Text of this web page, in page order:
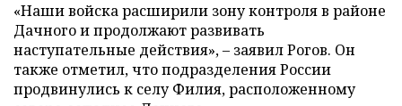
«Наши войска расширили зону контроля в районе
Дачного и продолжают развивать
наступательные действия», – заявил Рогов. Он
также отметил, что подразделения России
продвинулись к селу Филия, расположенному